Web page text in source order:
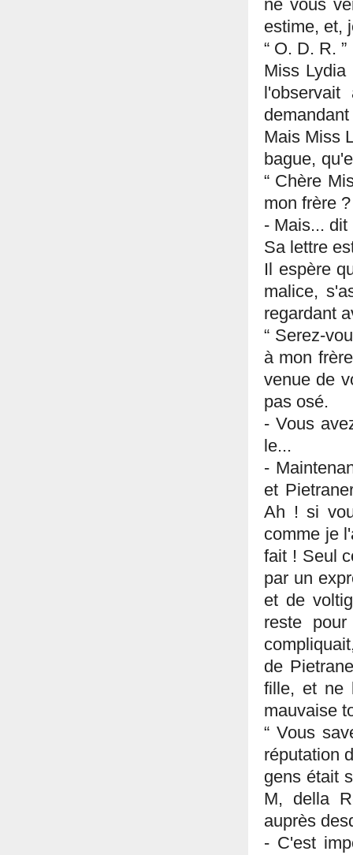
ne vous
estime, et,
“ O. D. R. ”
Miss
Mais Miss
bague,
“ Chère
mon frère
- Mais...
Sa lettre
Il espère
malice,
regardant
“ Serez-
à mon
venue de
pas osé.
- Vous
le...
-
et
Ah ! si
comme je
fait ! Seul
par un
et de
reste
de
fille, et ne
mauvaise
“ Vous
réputation
gens était
M, della
auprès
- C'est